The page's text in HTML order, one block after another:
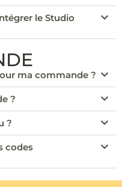
le Studio
ma commande ?
?
?
codes